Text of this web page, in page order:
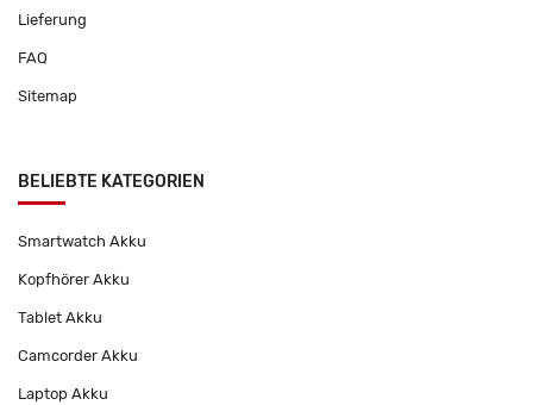
Lieferung
FAQ
Sitemap
BELIEBTE KATEGORIEN
Smartwatch Akku
Kopfhörer Akku
Tablet Akku
Camcorder Akku
Laptop Akku